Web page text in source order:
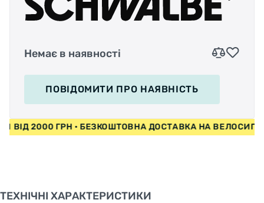
Немає в наявності
ПОВІДОМИТИ ПРО НАЯВНІСТЬ
ВІД 2000 ГРН • БЕЗКОШТОВНА ДОСТАВКА НА
ТЕХНІЧНІ ХАРАКТЕРИСТИКИ